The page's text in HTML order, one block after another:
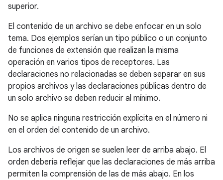
superior.
El contenido de un archivo se debe enfocar en un solo
tema. Dos ejemplos serían un tipo público o un conjunto
de funciones de extensión que realizan la misma
operación en varios tipos de receptores. Las
declaraciones no relacionadas se deben separar en sus
propios archivos y las declaraciones públicas dentro de
un solo archivo se deben reducir al mínimo.
No se aplica ninguna restricción explícita en el número ni
en el orden del contenido de un archivo.
Los archivos de origen se suelen leer de arriba abajo. El
orden debería reflejar que las declaraciones de más arriba
permiten la comprensión de las de más abajo. En los